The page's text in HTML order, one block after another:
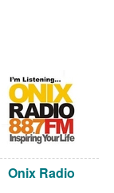
Onix Radio